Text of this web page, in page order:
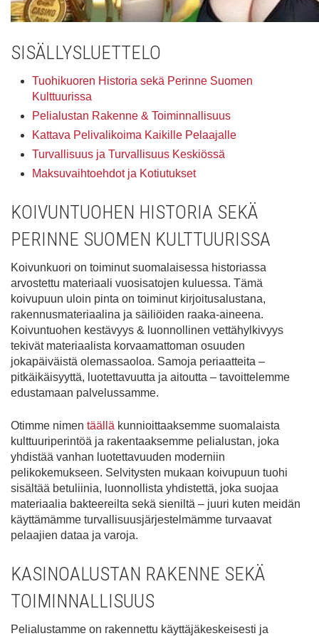
SISÄLLYSLUETTELO
Tuohikuoren Historia sekä Perinne Suomen
Kulttuurissa
Pelialustan Rakenne & Toiminnallisuus
Kattava Pelivalikoima Kaikille Pelaajalle
Turvallisuus ja Turvallisuus Keskiössä
Maksuvaihtoehdot ja Kotiutukset
KOIVUNTUOHEN HISTORIA SEKÄ
PERINNE SUOMEN KULTTUURISSA
Koivunkuori on toiminut suomalaisessa historiassa
arvostettu materiaali vuosisatojen kuluessa. Tämä
koivupuun uloin pinta on toiminut kirjoitusalustana,
rakennusmateriaalina ja säiliöiden raaka-aineena.
Koivuntuohen kestävyys & luonnollinen vettähylkivyys
tekivät materiaalista korvaamattoman osuuden
jokapäiväistä olemassaoloa. Samoja periaatteita –
pitkäikäisyyttä, luotettavuutta ja aitoutta – tavoittelemme
edustamaan palvelussamme.
Otimme nimen täällä kunnioittaaksemme suomalaista
kulttuuriperintöä ja rakentaaksemme pelialustan, joka
yhdistää vanhan luotettavuuden moderniin
pelikokemukseen. Selvitysten mukaan koivupuun tuohi
sisältää betuliinia, luonnollista yhdistettä, joka suojaa
materiaalia bakteereilta sekä sieniltä – juuri kuten meidän
käyttämämme turvallisuusjärjestelmämme turvaavat
pelaajien dataa ja varoja.
KASINOALUSTAN RAKENNE SEKÄ
TOIMINNALLISUUS
Pelialustamme on rakennettu käyttäjäkeskeisesti ja